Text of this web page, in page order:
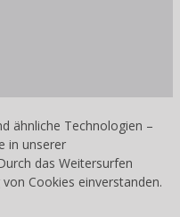
ähnliche Technologien –
in unserer
das Weitersurfen
Cookies einverstanden.